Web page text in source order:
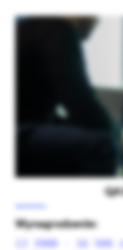
Wynagrodzenie:
13 3900 - 16 500